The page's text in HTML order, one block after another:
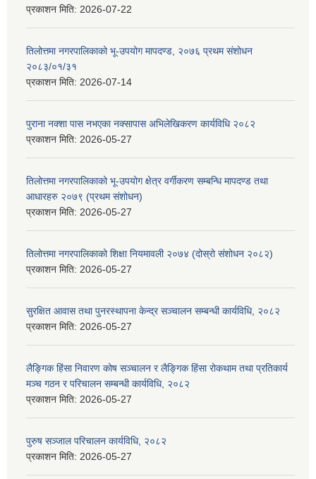
प्रकाशन मिति: 2026-07-22
तिलोत्तमा नगरपालिकाको भू-उपयोग मापदण्ड, २०७६ प्रथम संशोधन
२०८३/०१/३१
प्रकाशन मिति: 2026-07-14
पुराना नक्शा पास नभएका नक्सापास अभिलेखिकरण कार्यविधि २०८२
प्रकाशन मिति: 2026-05-27
तिलोत्तमा नगरपालिकाको भू-उपयोग क्षेत्र वर्गीकरण सम्बन्धि मापदण्ड तथा
आधारहरु २०७९ (प्रथम संशोधन)
प्रकाशन मिति: 2026-05-27
तिलोत्तमा नगरपालिकाको शिक्षा नियमावली २०७४ (दोस्रो संशोधन २०८२)
प्रकाशन मिति: 2026-05-27
सुरक्षित आवास तथा पुनरस्थापना केन्द्र सञ्चालन सम्बन्धी कार्यविधि, २०८२
प्रकाशन मिति: 2026-05-27
लैङ्गिक हिंसा निवारण कोष सञ्चालन र लैङ्गिक हिंसा रोकथाम तथा प्रतिकार्य
मञ्च गठन र परिचालन सम्बन्धी कार्यविधि, २०८२
प्रकाशन मिति: 2026-05-27
पुरुष सञ्जाल परिचालन कार्यविधि, २०८२
प्रकाशन मिति: 2026-05-27